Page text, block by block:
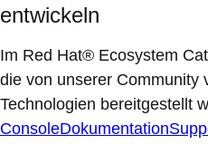
entwickeln
Im Red Hat® Ecosystem
die von unserer Community
Technologien bereitgestellt
ConsoleDokumentation